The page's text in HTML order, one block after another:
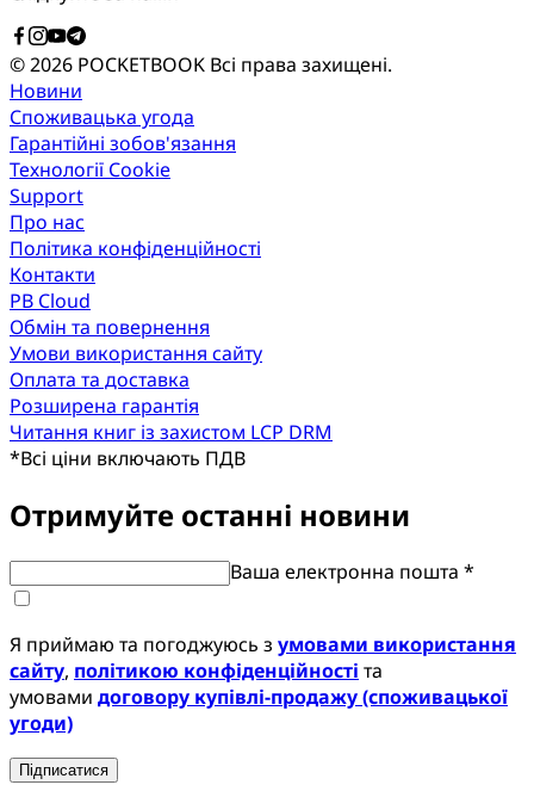
© 2026 POCKETBOOK Всі права захищені.
Новини
Споживацька угода
Гарантійні зобов'язання
Технології Cookie
Support
Про нас
Політика конфіденційності
Контакти
PB Cloud
Обмін та повернення
Умови використання сайту
Оплата та доставка
Розширена гарантія
Читання книг із захистом LCP DRM
*Всі ціни включають ПДВ
Отримуйте останні новини
Ваша електронна пошта *
Я приймаю та погоджуюсь з умовами використання
сайту, політикою конфіденційності та
умовами договору купівлі-продажу (споживацької
угоди)
Підписатися